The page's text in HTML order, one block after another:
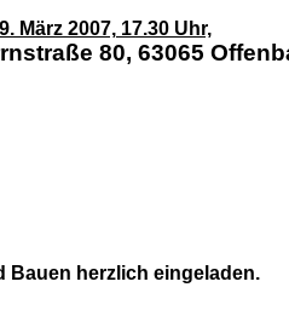
März 2007, 17.30 Uhr,
80, 63065
Bauen herzlich eingeladen.